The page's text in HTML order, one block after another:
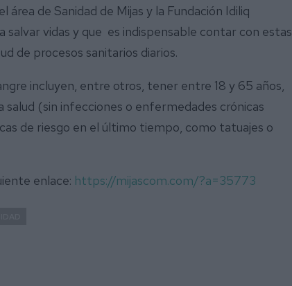
área de Sanidad de Mijas y la Fundación Idiliq
salvar vidas y que es indispensable contar con estas
de procesos sanitarios diarios.
incluyen, entre otros, tener entre 18 y 65 años,
salud (sin infecciones o enfermedades crónicas
de riesgo en el último tiempo, como tatuajes o
enlace: https://mijascom.com/?a=35773